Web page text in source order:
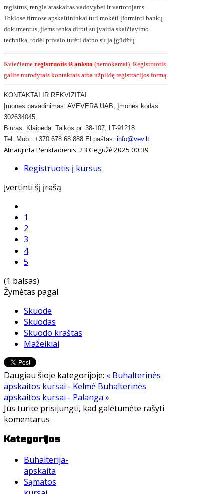
registrus, rengia ataskaitas vadovybei ir vartotojams.
Tokiose firmose apskaitininkai turi mokėti įforminti bankų
dokumentus, jiems tenka dirbti su įvairia skaičiavimo
technika, todėl privalo turėti darbo su ja įgūdžių.
Kviečiame registruotis iš anksto (nemokamai). Registruotis
galite nurodytais kontaktais arba užpildę registracijos formą.
KONTAKTAI IR REKVIZITAI
​Įmonės pavadinimas: AVEVERA UAB, Įmonės kodas:
302634045,
Biuras: Klaipėda, Taikos pr. 38-107, LT-91218
Tel. Mob.: +370 678 68 888 El.paštas: info@vev.lt
Atnaujinta Penktadienis, 23 Gegužė 2025 00:39
Registruotis į kursus
Įvertinti šį įrašą
1
2
3
4
5
(1 balsas)
Žymėtas pagal
Skuode
Skuodas
Skuodo kraštas
Mažeikiai
Daugiau šioje kategorijoje: « Buhalterinės
apskaitos kursai - Kelmė Buhalterinės
apskaitos kursai - Palanga »
Jūs turite prisijungti, kad galėtumėte rašyti
komentarus
Kategorijos
Buhalterija-
apskaita
Sąmatos